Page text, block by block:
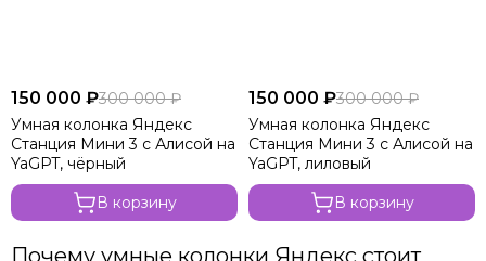
150 000 ₽300 000 ₽
Умная колонка Яндекс
Станция Мини 3 с Алисой на
YaGPT, чёрный
В корзину
150 000 ₽300 000 ₽
Умная колонка Яндекс
Станция Мини 3 с Алисой на
YaGPT, лиловый
В корзину
Почему умные колонки Яндекс стоит